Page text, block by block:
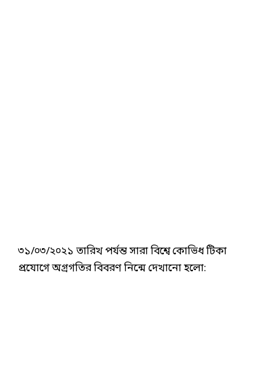
৩১/০৩/২০২১ তারিখ পর্যন্ত সারা বিশ্বে কোভিধ টিকা
প্রযোগে অগ্রগতির বিবরণ নিন্মে দেখানো হলো: